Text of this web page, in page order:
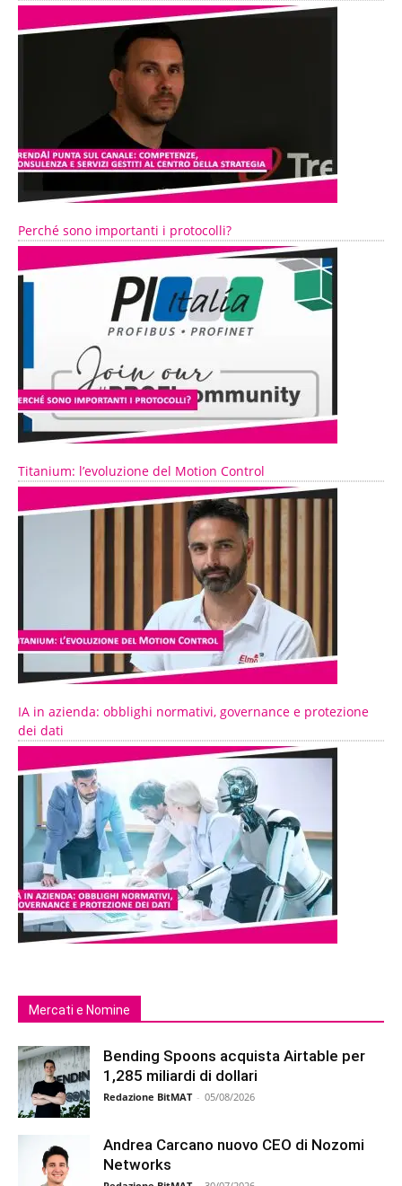
Perché sono importanti i protocolli?
Titanium: l’evoluzione del Motion Control
IA in azienda: obblighi normativi, governance e protezione
dei dati
Mercati e Nomine
Bending Spoons acquista Airtable per
1,285 miliardi di dollari
Redazione BitMAT - 05/08/2026
Andrea Carcano nuovo CEO di Nozomi
Networks